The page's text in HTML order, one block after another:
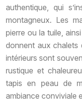
authentique, qui
montagneux. Les
pierre ou la tuile,
donnent aux chalets
intérieurs sont
rustique et
tapis en peau de
ambiance conviviale